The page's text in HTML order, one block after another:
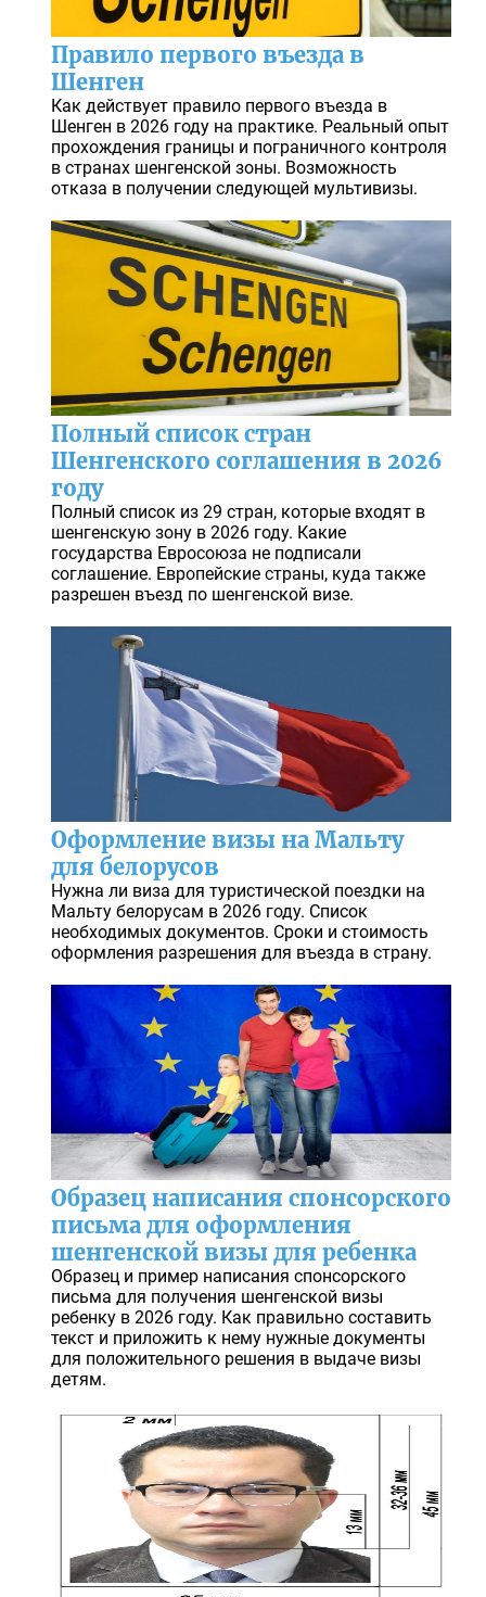
Правило первого въезда в
Шенген
Как действует правило первого въезда в
Шенген в 2026 году на практике. Реальный опыт
прохождения границы и пограничного контроля
в странах шенгенской зоны. Возможность
отказа в получении следующей мультивизы.
Полный список стран
Шенгенского соглашения в 2026
году
Полный список из 29 стран, которые входят в
шенгенскую зону в 2026 году. Какие
государства Евросоюза не подписали
соглашение. Европейские страны, куда также
разрешен въезд по шенгенской визе.
Оформление визы на Мальту
для белорусов
Нужна ли виза для туристической поездки на
Мальту белорусам в 2026 году. Список
необходимых документов. Сроки и стоимость
оформления разрешения для въезда в страну.
Образец написания спонсорского
письма для оформления
шенгенской визы для ребенка
Образец и пример написания спонсорского
письма для получения шенгенской визы
ребенку в 2026 году. Как правильно составить
текст и приложить к нему нужные документы
для положительного решения в выдаче визы
детям.